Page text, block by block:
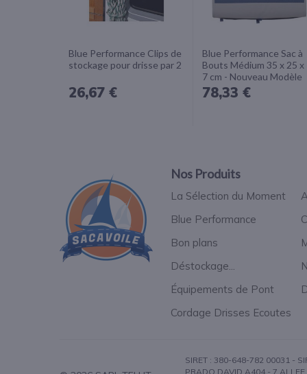
Blue Performance Clips de
stockage pour drisse par 2
26,67 €
Blue Performance Sac à
Bouts Médium 35 x 25 x
7 cm - Nouveau Modèle
78,33 €
Nos Produits
La Sélection du Moment
Blue Performance
Bon plans
Déstockage...
Équipements de Pont
Cordage Drisses Ecoutes
SIRET : 380-648-782 00031 -
PRADO DAVID A404 - 7